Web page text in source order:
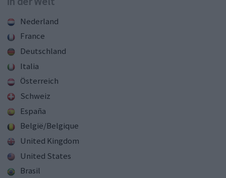
Nederland
France
Deutschland
Italia
Österreich
Schweiz
España
België/Belgique
United Kingdom
United States
Brasil